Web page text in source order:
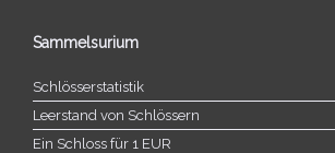
Sammelsurium
Schlösserstatistik
Leerstand von Schlössern
Ein Schloss für 1 EUR